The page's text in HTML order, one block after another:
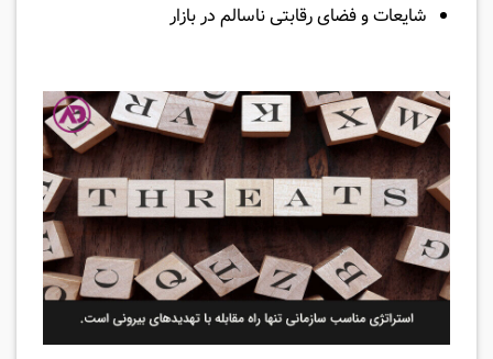
شایعات و فضای رقابتی ناسالم در بازار